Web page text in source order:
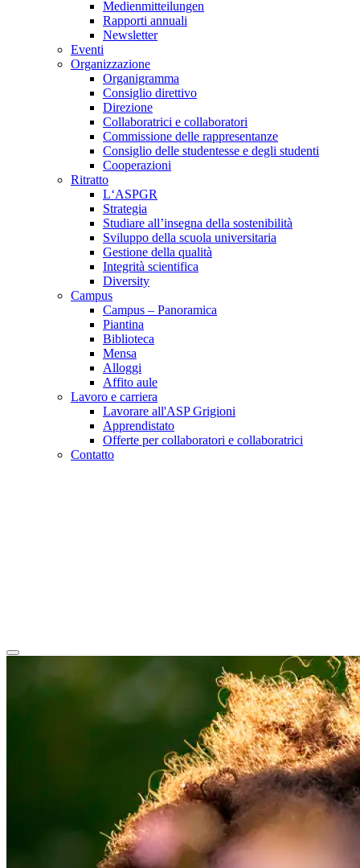
Medienmitteilungen
Rapporti annuali
Newsletter
Eventi
Organizzazione
Organigramma
Consiglio direttivo
Direzione
Collaboratrici e collaboratori
Commissione delle rappresentanze
Consiglio delle studentesse e degli studenti
Cooperazioni
Ritratto
L‘ASPGR
Strategia
Studiare all’insegna della sostenibilità
Sviluppo della scuola universitaria
Gestione della qualità
Integrità scientifica
Diversity
Campus
Campus – Panoramica
Piantina
Biblioteca
Mensa
Alloggi
Affito aule
Lavoro e carriera
Lavorare all'ASP Grigioni
Apprendistato
Offerte per collaboratori e collaboratrici
Contatto